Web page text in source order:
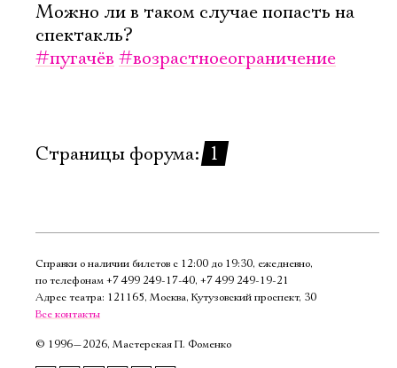
Можно ли в таком случае попасть на
спектакль?
#пугачёв #возрастноеограничение
Страницы форума: 1
Справки о наличии билетов с 12:00 до 19:30, ежедневно,
по телефонам +7 499 249‑17‑40, +7 499 249‑19‑21
Адрес театра: 121165, Москва, Кутузовский проспект, 30
Все контакты
© 1996—2026, Мастерская П. Фоменко